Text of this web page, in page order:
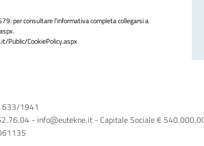
per consultare l'informativa completa collegarsi a
.
Public/CookiePolicy.aspx
633/1941
- info@eutekne.it - Capitale Sociale €